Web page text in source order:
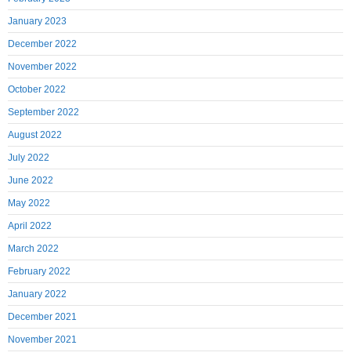
January 2023
December 2022
November 2022
October 2022
September 2022
August 2022
July 2022
June 2022
May 2022
April 2022
March 2022
February 2022
January 2022
December 2021
November 2021